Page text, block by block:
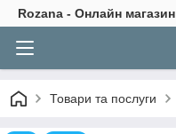
Rozana - Онлайн магазин
Товари та послуги